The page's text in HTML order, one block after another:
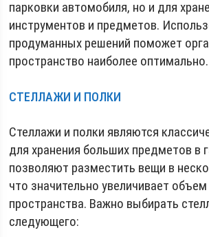
парковки автомобиля, но и для
инструментов и предметов.
продуманных решений поможет
пространство наиболее оптимально.
СТЕЛЛАЖИ И ПОЛКИ
Стеллажи и полки являются
для хранения больших предметов в
позволяют разместить вещи в
что значительно увеличивает
пространства. Важно выбирать
следующего: